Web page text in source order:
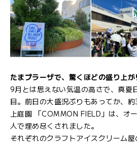
たまプラーザで、驚くほどの盛り上が
9月とは思えない気温の高さで、真夏
目。前日の大盛況ぶりもあってか、
上庭園 「COMMON FIELD」は、オ
人で埋め尽くされました。
それぞれのクラフトアイスクリーム